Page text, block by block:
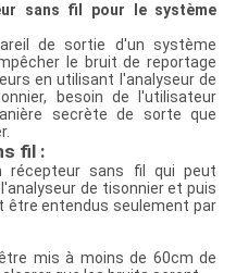
sans fil pour le système
de sortie d'un système
le bruit de reportage
en utilisant l'analyseur de
besoin de l'utilisateur
secrète de sorte que
fil :
récepteur sans fil qui peut
de tisonnier et puis
être entendus seulement par
mis à moins de 60cm de